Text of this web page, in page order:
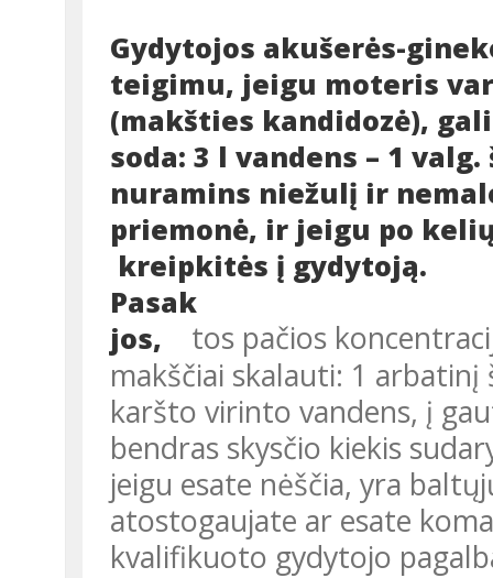
Gydytojos akušerės-
teigimu, jeigu moteris
(makšties kandidozė),
soda: 3 l vandens – 1
nuramins niežulį ir
priemonė, ir jeigu po
kreipkitės į gydytoją.
Pasak
jos,
tos pačios
makščiai skalauti: 1
karšto virinto vandens, į
bendras skysčio kiekis
jeigu esate nėščia, yra
atostogaujate ar esate
kvalifikuoto gydytojo